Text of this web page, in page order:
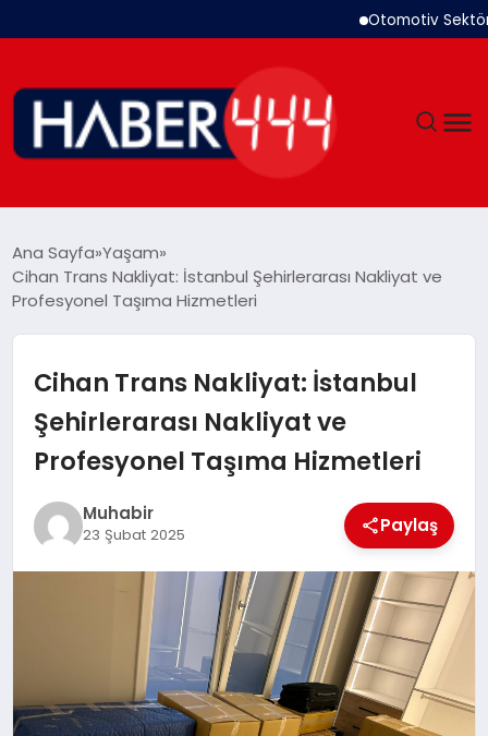
Otomotiv Sektörü
SIYASET
SPOR
TEKNOLOJI
MAGAZIN
Ana Sayfa Yaşam
Cihan Trans Nakliyat: İstanbul Şehirlerarası Nakliyat ve
Profesyonel Taşıma Hizmetleri
Cihan Trans Nakliyat: İstanbul
Şehirlerarası Nakliyat ve
Profesyonel Taşıma Hizmetleri
Muhabir
23 Şubat 2025 Paylaş